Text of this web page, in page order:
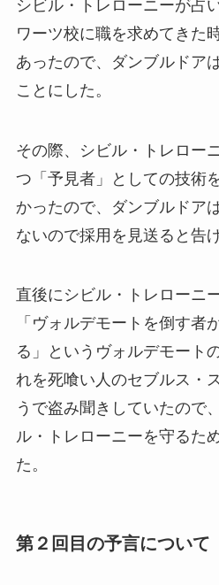
シビル・トレローニーが占
ワーツ校に職を求めてきた
あったので、ダンブルドア
ことにした。
その際、シビル・トレロー
つ「予見者」としての技術
かったので、ダンブルドア
ないので採用を見送ると告げ
直後にシビル・トレローニ
「ヴォルデモートを倒す者
る」というヴォルデモート
れを死喰い人のセブルス・
うで盗み聞きしていたので
ル・トレローニーを守るた
た。
第２回目の予言について